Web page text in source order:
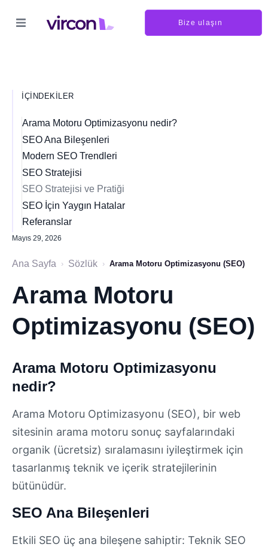
Bize ulaşın
İÇINDEKILER
Arama Motoru Optimizasyonu nedir?
SEO Ana Bileşenleri
Modern SEO Trendleri
SEO Stratejisi
SEO Stratejisi ve Pratiği
SEO İçin Yaygın Hatalar
Referanslar
Mayıs 29, 2026
Ana Sayfa › Sözlük › Arama Motoru Optimizasyonu (SEO)
Arama Motoru
Optimizasyonu (SEO)
Arama Motoru Optimizasyonu
nedir?
Arama Motoru Optimizasyonu (SEO), bir web
sitesinin arama motoru sonuç sayfalarındaki
organik (ücretsiz) sıralamasını iyileştirmek için
tasarlanmış teknik ve içerik stratejilerinin
bütünüdür.
SEO Ana Bileşenleri
Etkili SEO üç ana bileşene sahiptir: Teknik SEO